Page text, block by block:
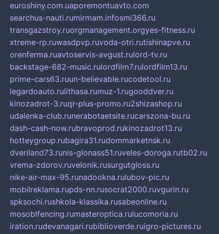
euroshiny.com.uaporemontuavto.com
searchus-nauti.rumirmam.infosmi366.ru
transgazstroy.ruorgmanagement.orgyes-fitness.ru
xtreme-rp.ruwasdpvp.ruvoda-otri.rutishinapve.ru
orenferma.ruavtoservis-avgust.rulord-tv.ru
backstage-682-music.rulordfilm7.rulordfilm13.ru
prime-cars63.ruun-believable.rucodetool.ru
legardoauto.rulithasa.rumuz-1.rugooddver.ru
kinozadrot-3.ruqr-plus-promo.ru2shizashop.ru
udalenka-club.runerabotaetsite.rucarszona-bu.ru
dash-cash-now.rubravoprod.rukinozadrot13.ru
hotteygroup.rubagira31.rudommarketnsk.ru
dveriland73.runis-glonass51.ruveles-doroga.rutb02.ru
vrema-zdorov.ruvelonik.rusurgutgloss.ru
nike-air-max-95.runadookna.rulubov-pic.ru
mobilreklama.rupds-nn.rusocrat2000.ruvgurin.ru
spksochi.rushkola-klassika.rusabeonline.ru
mosoblfencing.rumasteroptica.rulucomoria.ru
iration.rudevanagari.rubiblioverde.ruigro-pictures.ru